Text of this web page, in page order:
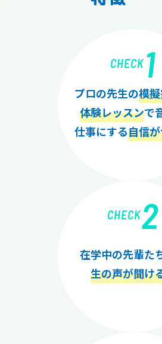
CHECK1
プロの先生の模
体験レッスンで
仕事にする自信
CHECK2
在学中の先輩た
生の声が聞け